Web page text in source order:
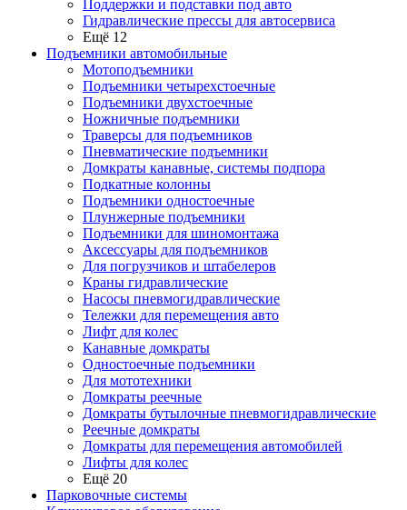
Поддержки и подставки под авто
Гидравлические прессы для автосервиса
Ещё 12
Подъемники автомобильные
Мотоподъемники
Подъемники четырехстоечные
Подъемники двухстоечные
Ножничные подъемники
Траверсы для подъемников
Пневматические подъемники
Домкраты канавные, системы подпора
Подкатные колонны
Подъемники одностоечные
Плунжерные подъемники
Подъемники для шиномонтажа
Аксессуары для подъемников
Для погрузчиков и штабелеров
Краны гидравлические
Насосы пневмогидравлические
Тележки для перемещения авто
Лифт для колес
Канавные домкраты
Одностоечные подъемники
Для мототехники
Домкраты реечные
Домкраты бутылочные пневмогидравлические
Реечные домкраты
Домкраты для перемещения автомобилей
Лифты для колес
Ещё 20
Парковочные системы